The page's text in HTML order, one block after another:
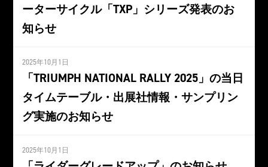
ーターサイクル「TXP」シリーズ発表のお
知らせ
2025年10月1日
「TRIUMPH NATIONAL RALLY 2025」の当日
タイムテーブル・出展社情報・サンプリン
グ実施のお知らせ
2025年10月1日